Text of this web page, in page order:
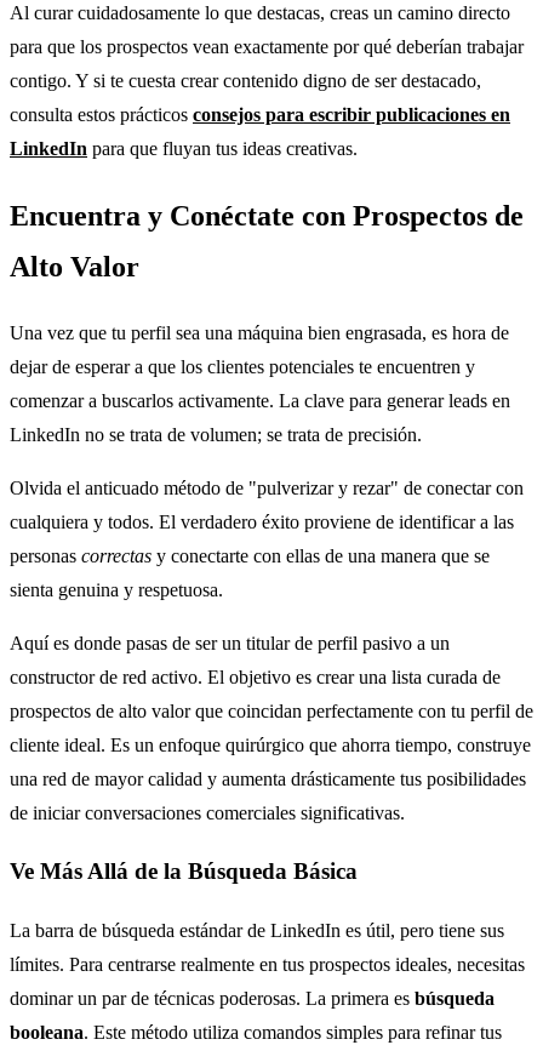
Al curar cuidadosamente lo que destacas, creas un camino directo
para que los prospectos vean exactamente por qué deberían trabajar
contigo. Y si te cuesta crear contenido digno de ser destacado,
consulta estos prácticos consejos para escribir publicaciones en
LinkedIn para que fluyan tus ideas creativas.
Encuentra y Conéctate con Prospectos de
Alto Valor
Una vez que tu perfil sea una máquina bien engrasada, es hora de
dejar de esperar a que los clientes potenciales te encuentren y
comenzar a buscarlos activamente. La clave para generar leads en
LinkedIn no se trata de volumen; se trata de precisión.
Olvida el anticuado método de "pulverizar y rezar" de conectar con
cualquiera y todos. El verdadero éxito proviene de identificar a las
personas correctas y conectarte con ellas de una manera que se
sienta genuina y respetuosa.
Aquí es donde pasas de ser un titular de perfil pasivo a un
constructor de red activo. El objetivo es crear una lista curada de
prospectos de alto valor que coincidan perfectamente con tu perfil de
cliente ideal. Es un enfoque quirúrgico que ahorra tiempo, construye
una red de mayor calidad y aumenta drásticamente tus posibilidades
de iniciar conversaciones comerciales significativas.
Ve Más Allá de la Búsqueda Básica
La barra de búsqueda estándar de LinkedIn es útil, pero tiene sus
límites. Para centrarse realmente en tus prospectos ideales, necesitas
dominar un par de técnicas poderosas. La primera es búsqueda
booleana. Este método utiliza comandos simples para refinar tus